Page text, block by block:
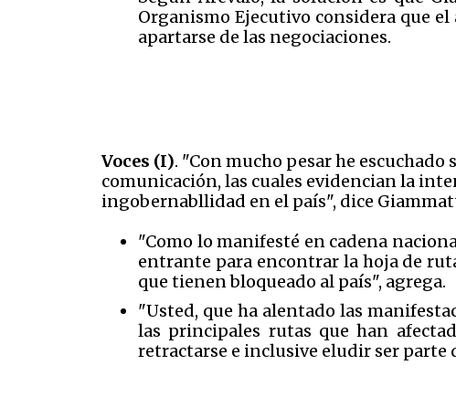
Organismo Ejecutivo considera que
apartarse de las negociaciones.
Voces (I). "Con mucho pesar he
comunicación, las cuales evidencian la
ingobernabllidad en el país", dice
"Como lo manifesté en cadena
entrante para encontrar la hoja de
que tienen bloqueado al país", agrega.
"Usted, que ha alentado las
las principales rutas que han
retractarse e inclusive eludir ser parte